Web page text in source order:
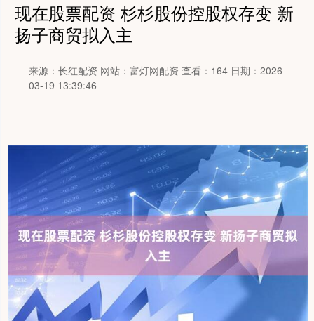
现在股票配资 杉杉股份控股权存变 新
扬子商贸拟入主
来源：长红配资 网站：富灯网配资 查看：164 日期：2026-
03-19 13:39:46